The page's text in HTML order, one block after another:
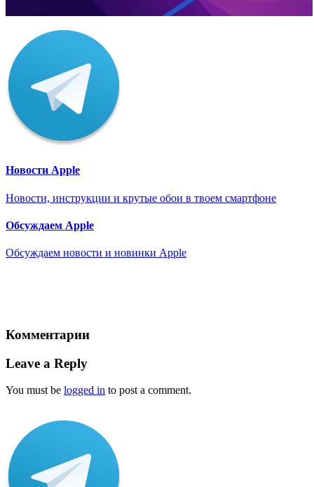
Новости Apple
Новости, инструкции и крутые обои в твоем смартфоне
Обсуждаем Apple
Обсуждаем новости и новинки Apple
Комментарии
Leave a Reply
You must be logged in to post a comment.